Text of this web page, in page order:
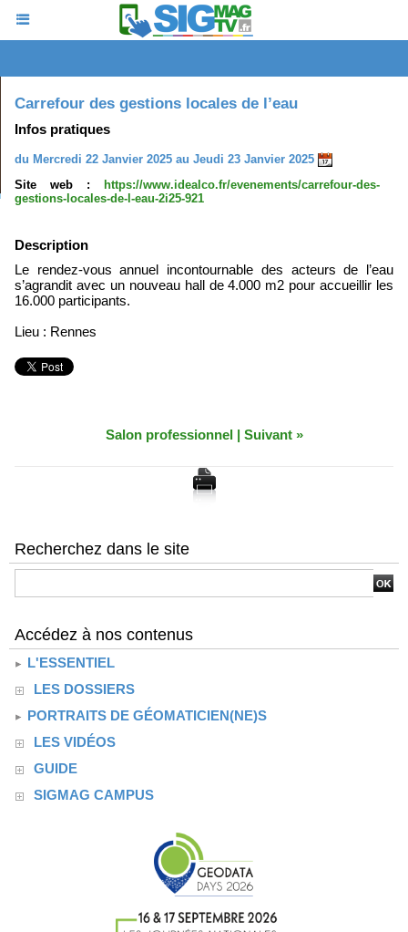
Carrefour des gestions locales de l’eau
Infos pratiques
du Mercredi 22 Janvier 2025 au Jeudi 23 Janvier 2025
Site web : https://www.idealco.fr/evenements/carrefour-des-
gestions-locales-de-l-eau-2i25-921
Description
Le rendez-vous annuel incontournable des acteurs de l’eau
s’agrandit avec un nouveau hall de 4.000 m2 pour accueillir les
16.000 participants.
Lieu : Rennes
Salon professionnel | Suivant »
Recherchez dans le site
Accédez à nos contenus
L'ESSENTIEL
LES DOSSIERS
PORTRAITS DE GÉOMATICIEN(NE)S
LES VIDÉOS
GUIDE
SIGMAG CAMPUS